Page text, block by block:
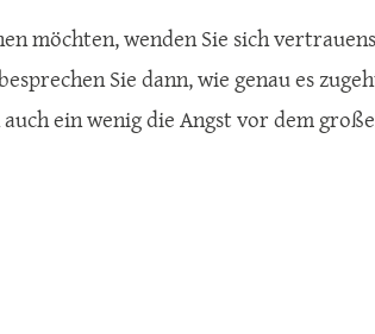
möchten, wenden Sie sich
Sie dann, wie genau es
ein wenig die Angst vor dem